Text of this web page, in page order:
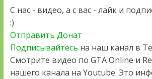
С нас - видео, а с вас - лайк и
:)
Отправить Донат
Подписывайтесь на наш канал в
Смотрите видео по GTA Online и
нашего канала на Youtube. Это